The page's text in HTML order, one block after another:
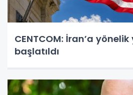
CENTCOM: İran’a
başlatıldı